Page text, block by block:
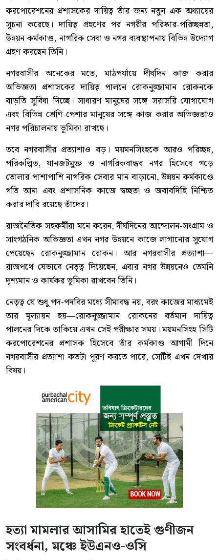
করপোরেশনের প্রশাসকের দায়িত্ব তাঁর জন্য নতুন এক অধ্যায়ের
সূচনা করেছে। দায়িত্ব গ্রহণের পর নগরীর পরিষ্কার-পরিচ্ছন্নতা,
উন্নয়ন কর্মকাণ্ড, নাগরিক সেবা ও নগর ব্যবস্থাপনায় বিভিন্ন উদ্যোগ
গ্রহণ করছেন তিনি।
নগরবাসীর অনেকের মতে, মাঠপর্যায়ে দীর্ঘদিন কাজ করার
অভিজ্ঞতা প্রশাসকের দায়িত্ব পালনে রোকনুজ্জামান রোকনকে
বাড়তি সুবিধা দিচ্ছে। সাধারণ মানুষের সঙ্গে সরাসরি যোগাযোগ
এবং বিভিন্ন শ্রেণি-পেশার মানুষের সঙ্গে কাজ করার অভিজ্ঞতাও
নগর পরিচালনায় ভূমিকা রাখছে।
তবে নগরবাসীর প্রত্যাশাও বড়। ময়মনসিংহকে আরও পরিচ্ছন্ন,
পরিকল্পিত, যানজটমুক্ত ও নাগরিকবান্ধব নগর হিসেবে গড়ে
তোলার পাশাপাশি নাগরিক সেবার মান বাড়ানো, উন্নয়ন কর্মকাণ্ডে
গতি আনা এবং প্রশাসনিক কাজে স্বচ্ছতা ও জবাবদিহি নিশ্চিত
করার দাবি রয়েছে তাঁদের।
রাজনৈতিক সহকর্মীরা মনে করেন, দীর্ঘদিনের আন্দোলন-সংগ্রাম ও
সাংগঠনিক অভিজ্ঞতা এখন নগর উন্নয়নে কাজে লাগানোর সুযোগ
পেয়েছেন রোকনুজ্জামান রোকন। আর নগরবাসীর প্রত্যাশা—
রাজপথে যেভাবে নেতৃত্ব দিয়েছেন, এবার নগর উন্নয়নেও তেমনি
দৃশ্যমান ও কার্যকর ভূমিকা রাখবেন তিনি।
নেতৃত্ব যে শুধু পদ-পদবির মধ্যে সীমাবদ্ধ নয়, বরং কাজের মাধ্যমেই
তার মূল্যায়ন হয়—রোকনুজ্জামান রোকনের বর্তমান দায়িত্ব
পালনের দিকে তাকিয়ে এখন সেই পরীক্ষার সময়। ময়মনসিংহ সিটি
করপোরেশনের প্রশাসক হিসেবে তাঁর কর্মকাণ্ড আগামী দিনে
নগরবাসীর প্রত্যাশা কতটা পূরণ করতে পারে, সেটিই এখন দেখার
বিষয়।
হত্যা মামলার আসামির হাতেই গুণীজন
সংবর্ধনা, মঞ্চে ইউএনও-ওসি